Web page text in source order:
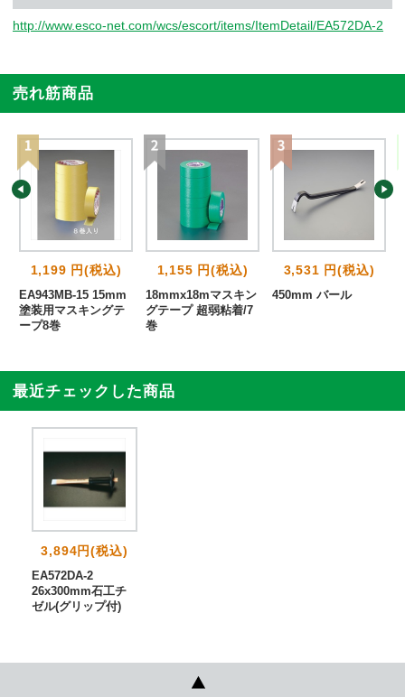
http://www.esco-net.com/wcs/escort/items/ItemDetail/EA572DA-2
売れ筋商品
1,199 円(税込)
EA943MB-15 15mm
塗装用マスキングテ
ープ8巻
1,155 円(税込)
18mmx18mマスキン
グテープ 超弱粘着/7
巻
3,531 円(税込)
450mm バール
最近チェックした商品
3,894円(税込)
EA572DA-2
26x300mm石工チ
ゼル(グリップ付)